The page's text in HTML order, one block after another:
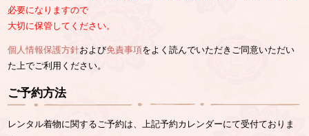
必要になりますので
大切に保管してください。
個人情報保護方針および免責事項をよく読んでいただきご同意いただい
た上でご利用ください。
ご予約方法
レンタル着物に関するご予約は、上記予約カレンダーにて受付ておりま